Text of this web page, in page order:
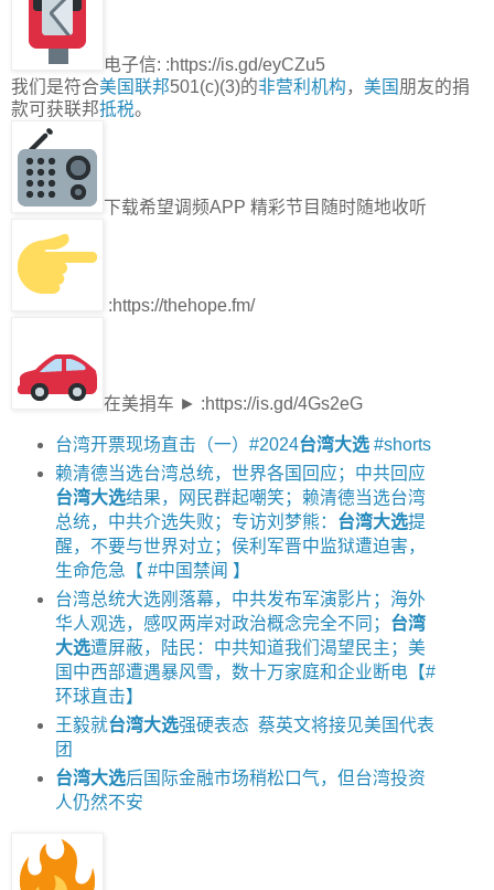
电子信: :https://is.gd/eyCZu5
我们是符合美国联邦501(c)(3)的非营利机构， 美国 朋友的捐
款可获联邦抵税。
下载希望调频APP 精彩节目随时随地收听
:https://thehope.fm/
在美捐车 ► :https://is.gd/4Gs2eG
台湾开票现场直击（一）#2024台湾大选#shorts
赖清德当选台湾总统，世界各国回应；中共回应
台湾大选结果，网民群起嘲笑；赖清德当选台湾
总统，中共介选失败；专访刘梦熊： 台湾大选提
醒，不要与世界对立；侯利军晋中监狱遭迫害，
生命危急【 #中国禁闻 】
台湾总统大选刚落幕，中共发布军演影片；海外
华人观选，感叹两岸对政治概念完全不同； 台湾
大选遭屏蔽，陆民：中共知道我们渴望民主；美
国中西部遭遇暴风雪，数十万家庭和企业断电【#
环球直击】
王毅就台湾大选强硬表态 蔡英文将接见美国代表
团
台湾大选后国际金融市场稍松口气，但台湾投资
人仍然不安